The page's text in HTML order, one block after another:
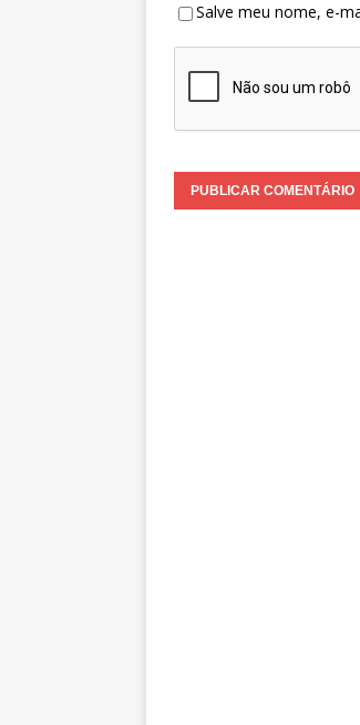
Salve meu nome, e-